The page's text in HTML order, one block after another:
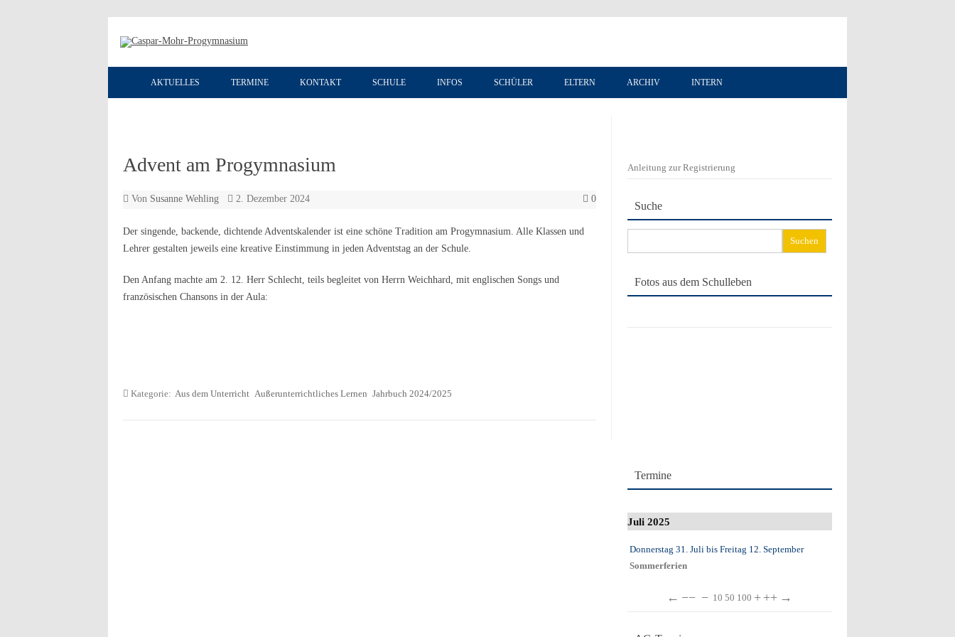
AKTUELLES TERMINE KONTAKT SCHULE INFOS SCHÜLER ELTERN ARCHIV INTERN
Advent am Progymnasium
Von Susanne Wehling 2. Dezember 2024 0
Der singende, backende, dichtende Adventskalender ist eine schöne Tradition am Progymnasium. Alle Klassen und
Lehrer gestalten jeweils eine kreative Einstimmung in jeden Adventstag an der Schule.
Den Anfang machte am 2. 12. Herr Schlecht, teils begleitet von Herrn Weichhard, mit englischen Songs und
französischen Chansons in der Aula:
Kategorie: Aus dem Unterricht Außerunterrichtliches Lernen Jahrbuch 2024/2025
Anleitung zur Registrierung
Suche
nach:
Fotos aus dem Schulleben
Termine
Juli 2025
Donnerstag 31. Julibis Freitag 12. September
Sommerferien
← −− − 10 50 100 + ++ →